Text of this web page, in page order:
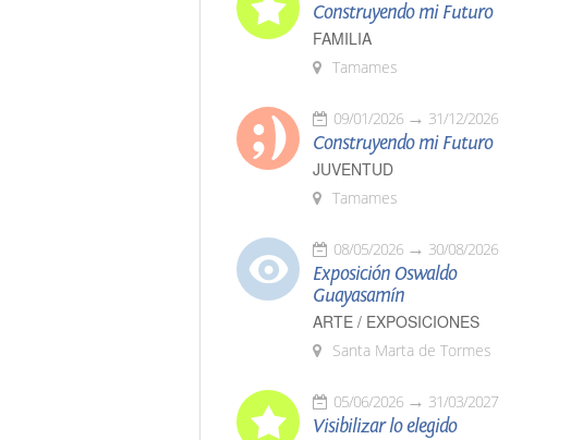
Construyendo mi Futuro
FAMILIA
Tamames
09/01/2026 31/12/2026
Construyendo mi Futuro
JUVENTUD
Tamames
08/05/2026 30/08/2026
Exposición Oswaldo
Guayasamín
ARTE / EXPOSICIONES
Santa Marta de Tormes
05/06/2026 31/03/2027
Visibilizar lo elegido